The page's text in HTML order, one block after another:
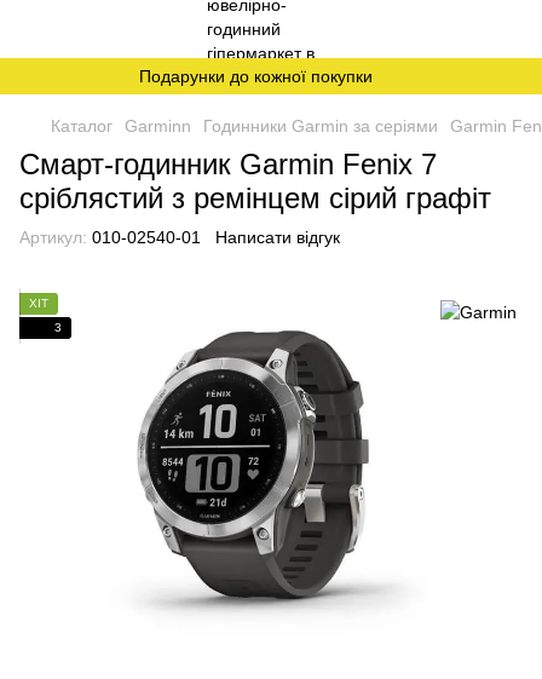
Подарунки до кожної покупки
Каталог Garminn Годинники Garmin за серіями Garmin
Смарт-годинник Garmin Fenix 7
сріблястий з ремінцем сірий графіт
Артикул: 010-02540-01 Написати відгук
ХІТ
3